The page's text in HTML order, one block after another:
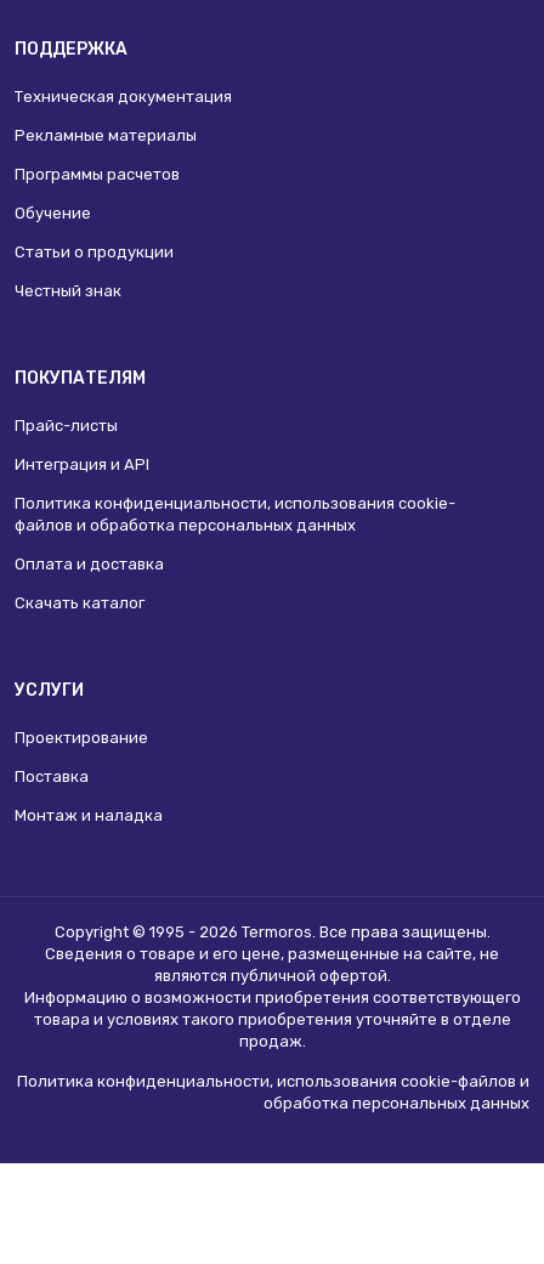
ПОДДЕРЖКА
Техническая документация
Рекламные материалы
Программы расчетов
Обучение
Статьи о продукции
Честный знак
ПОКУПАТЕЛЯМ
Прайс-листы
Интеграция и API
Политика конфиденциальности, использования сookie-
файлов и обработка персональных данных
Оплата и доставка
Скачать каталог
УСЛУГИ
Проектирование
Поставка
Монтаж и наладка
Copyright © 1995 - 2026 Termoros. Все права защищены.
Сведения о товаре и его цене, размещенные на сайте, не
являются публичной офертой.
Информацию о возможности приобретения соответствующего
товара и условиях такого приобретения уточняйте в отделе
продаж.
Политика конфиденциальности, использования сookie-файлов и
обработка персональных данных